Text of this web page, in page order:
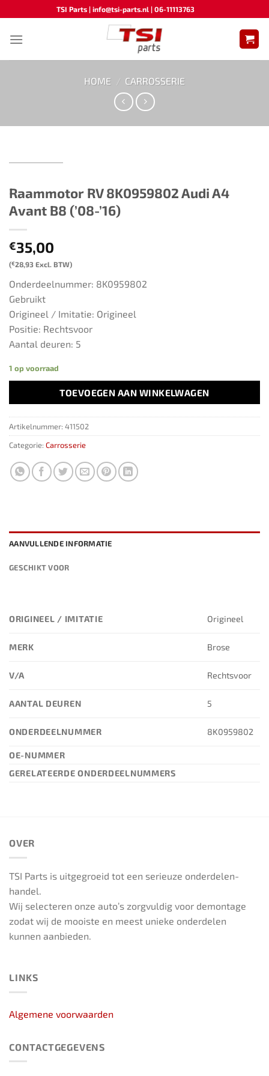
naar
inhoud
TSI Parts | info@tsi-parts.nl | 06-11113763
HOME / CARROSSERIE
Raammotor RV 8K0959802​ ​​Audi A4
Avant B8 (’08-’16)​
€35,00
(€28,93 Excl. BTW)
Onderdeelnummer: 8K0959802
Gebruikt
Origineel / Imitatie: Origineel
Positie: Rechtsvoor
Aantal deuren: 5
1 op voorraad
TOEVOEGEN AAN WINKELWAGEN
Artikelnummer: 411502
Categorie: Carrosserie
AANVULLENDE INFORMATIE
GESCHIKT VOOR
ORIGINEEL / IMITATIE Origineel
MERK Brose
V/A Rechtsvoor
AANTAL DEUREN 5
ONDERDEELNUMMER 8K0959802
OE-NUMMER
GERELATEERDE ONDERDEELNUMMERS
OVER
TSI Parts is uitgegroeid tot een serieuze onderdelen-
handel.
Wij selecteren onze auto’s zorgvuldig voor demontage
zodat wij de mooiste en meest unieke onderdelen
kunnen aanbieden.
LINKS
Algemene voorwaarden
CONTACTGEGEVENS